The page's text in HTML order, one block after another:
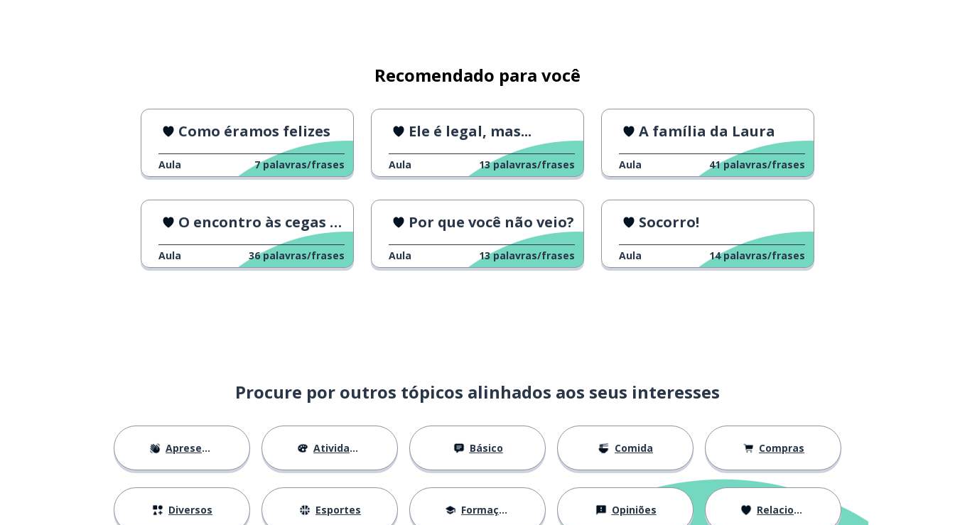
Recomendado para você
Como éramos felizes
Aula 7 palavras/frases
Ele é legal, mas...
Aula 13 palavras/frases
A família da Laura
Aula 41 palavras/frases
O encontro às cegas que nunca aconteceu
Aula 36 palavras/frases
Por que você não veio?
Aula 13 palavras/frases
Socorro!
Aula 14 palavras/frases
Procure por outros tópicos alinhados aos seus interesses
Apresentações Atividades Básico Comida Compras
Diversos Esportes Formação Opiniões Relacionamentos